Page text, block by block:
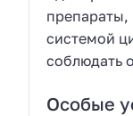
системой
соблюдать
Особые